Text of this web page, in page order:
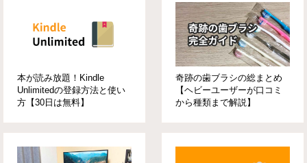
本が読み放題！Kindle
Unlimitedの登録方法と使い
方【30日は無料】
奇跡の歯ブラシの総まとめ
【ヘビーユーザーが口コミ
から種類まで解説】